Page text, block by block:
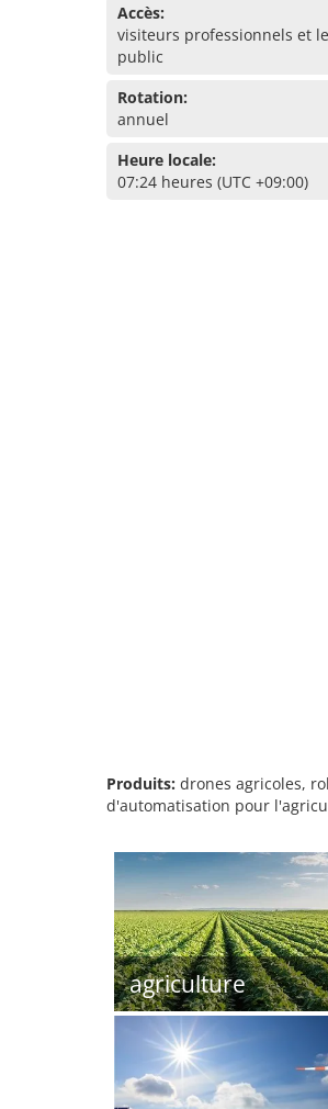
Accès:
visiteurs professionnels et
public
Rotation:
annuel
Heure locale:
07:24 heures (UTC +09:00)
Produits: drones agricoles,
d'automatisation pour
agriculture